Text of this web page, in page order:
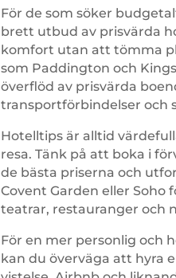
För de som söker
brett utbud av prisvärda
komfort utan att tömma
som Paddington och
överflöd av prisvärda
transportförbindelser och
Hotelltips är alltid
resa. Tänk på att boka i
de bästa priserna och
Covent Garden eller Soho
teatrar, restauranger och
För en mer personlig och
kan du överväga att hyra